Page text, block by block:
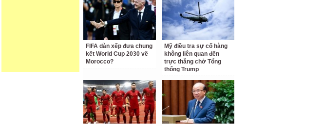
FIFA dàn xếp đưa chung
kết World Cup 2030 về
Morocco?
Mỹ điều tra sự cố hàng
không liên quan đến
trực thăng chở Tổng
thống Trump